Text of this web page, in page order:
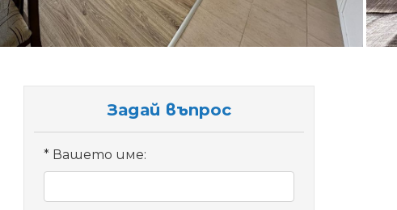
Задай въпрос
Вашето име: